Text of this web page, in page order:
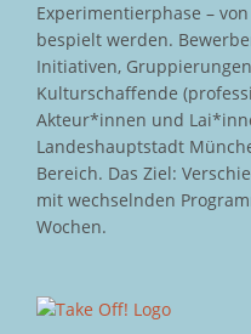
Experimentierphase –
bespielt werden.
Initiativen,
Kulturschaffende
Akteur*innen und
Landeshauptstadt
Bereich. Das Ziel:
mit wechselnden
Wochen.